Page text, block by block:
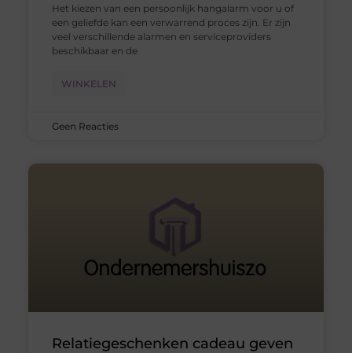
Het kiezen van een persoonlijk hangalarm voor u of
een geliefde kan een verwarrend proces zijn. Er zijn
veel verschillende alarmen en serviceproviders
beschikbaar en de
WINKELEN
Geen Reacties
Relatiegeschenken cadeau geven